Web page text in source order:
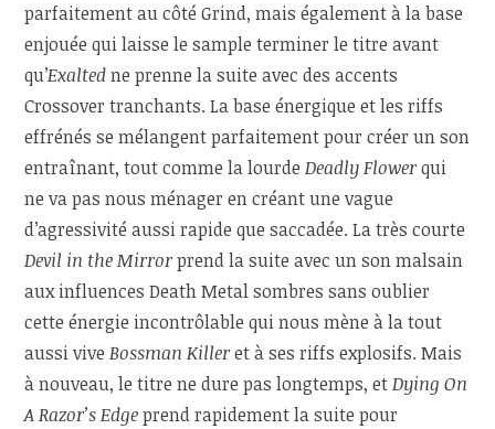
parfaitement au côté Grind, mais également à la base
enjouée qui laisse le sample terminer le titre avant
qu’Exaltedne prenne la suite avec des accents
Crossover tranchants. La base énergique et les riffs
effrénés se mélangent parfaitement pour créer un son
entraînant, tout comme la lourdeDeadly Flowerqui
ne va pas nous ménager en créant une vague
d’agressivité aussi rapide que saccadée. La très courte
Devil in the Mirrorprend la suite avec un son malsain
aux influences Death Metal sombres sans oublier
cette énergie incontrôlable qui nous mène à la tout
aussi viveBossman Killeret à ses riffs explosifs. Mais
à nouveau, le titre ne dure pas longtemps, etDying On
A Razor’s Edgeprend rapidement la suite pour